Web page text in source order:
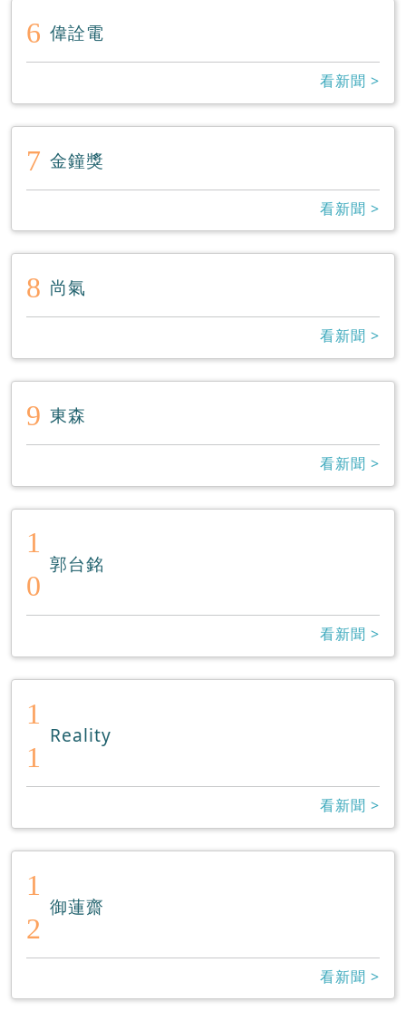
6 偉詮電
看新聞 >
7 金鐘獎
看新聞 >
8 尚氣
看新聞 >
9 東森
看新聞 >
1
0
郭台銘
看新聞 >
1
1
Reality
看新聞 >
1
2
御蓮齋
看新聞 >